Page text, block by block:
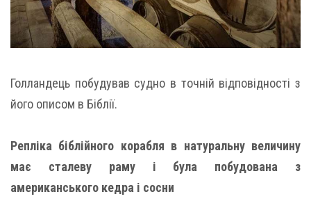
Голландець побудував судно в точній відповідності з
його описом в Біблії.
Репліка біблійного корабля в натуральну величину
має сталеву раму і була побудована з
американського кедра і сосни